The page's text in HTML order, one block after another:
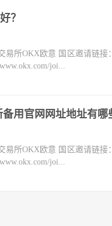
？
所OKX欧意 国区邀请链接
joi...
用官网网址地址有哪
所OKX欧意 国区邀请链接
joi...